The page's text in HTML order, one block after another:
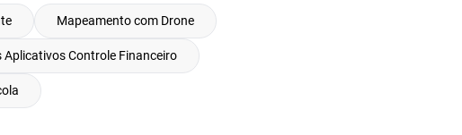
Mapeamento com Drone
Aplicativos Controle Financeiro